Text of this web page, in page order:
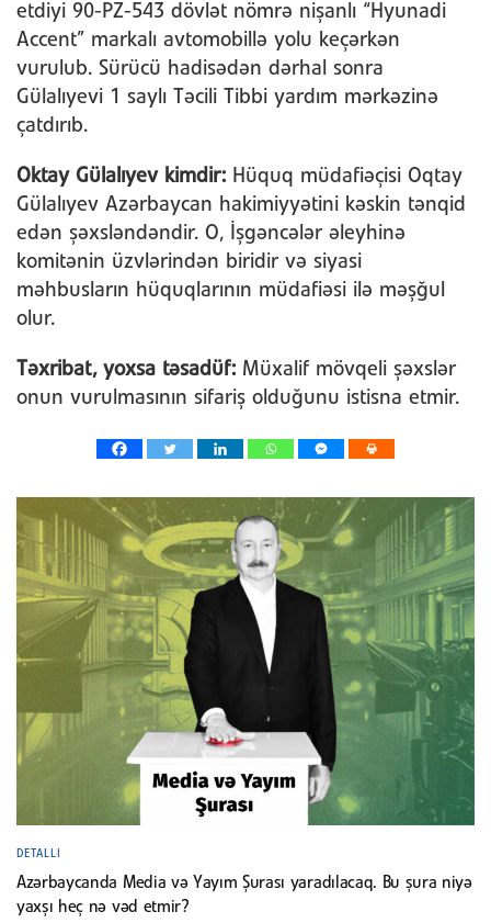
etdiyi 90-PZ-543 dövlət nömrə nişanlı “Hyunadi
Accent” markalı avtomobillə yolu keçərkən
vurulub. Sürücü hadisədən dərhal sonra
Gülalıyevi 1 saylı Təcili Tibbi yardım mərkəzinə
çatdırıb.
Oktay Gülalıyev kimdir: Hüquq müdafiəçisi Oqtay
Gülalıyev Azərbaycan hakimiyyətini kəskin tənqid
edən şəxsləndəndir. O, İşgəncələr əleyhinə
komitənin üzvlərindən biridir və siyasi
məhbusların hüquqlarının müdafiəsi ilə məşğul
olur.
Təxribat, yoxsa təsadüf: Müxalif mövqeli şəxslər
onun vurulmasının sifariş olduğunu istisna etmir.
DETALLI
Azərbaycanda Media və Yayım Şurası yaradılacaq. Bu şura niyə
yaxşı heç nə vəd etmir?